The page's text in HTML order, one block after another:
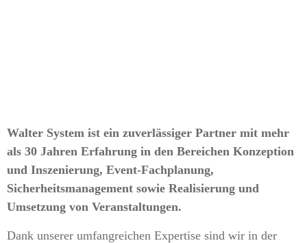
Walter System ist ein zuverlässiger Partner mit mehr
als 30 Jahren Erfahrung in den Bereichen Konzeption
und Inszenierung, Event-Fachplanung,
Sicherheitsmanagement sowie Realisierung und
Umsetzung von Veranstaltungen.
Dank unserer umfangreichen Expertise sind wir in der